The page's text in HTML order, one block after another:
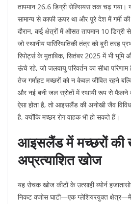
तापमान 26.6 डिग्री सेल्सियस तक चढ़ गया।
सामान्य से काफी ऊपर था और पूरे देश में
दौरान, कई क्षेत्रों में औसत तापमान 10
जो स्थानीय पारिस्थितिकी तंत्र को बुरी तरह
रिपोर्ट्स के मुताबिक, सितंबर 2025 में भी भूमि
ऊंचे रहे, जो जलवायु परिवर्तन का सीधा
तेज गर्माहट मच्छरों को न केवल जीवित रहने
और नई बनी जल स्रोतों में स्थायी रूप से
ऐसा होता है, तो आइसलैंड की अनोखी जैव
है, क्योंकि मच्छर रोग वाहक भी हो सकते हैं।
आइसलैंड में मच्छरों की
अप्रत्याशित खोज
यह रोचक खोज कीटों के उत्साही ब्योर्न
निकट क्जोस घाटी—एक ग्लेशियरयुक्त